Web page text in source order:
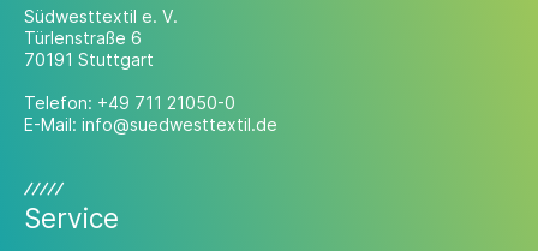
Südwesttextil e. V.
Türlenstraße 6
70191 Stuttgart
Telefon: +49 711 21050-0
E-Mail: info@suedwesttextil.de
Service